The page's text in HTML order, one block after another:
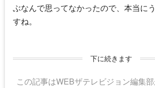
ぶなんで思ってなかったので、本当に
すね。
下に続きます
この記事はWEBザテレビジョン編集